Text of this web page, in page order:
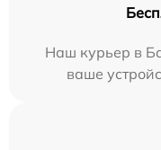
Наш курьер в
ваше